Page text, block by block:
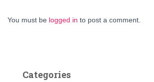
You must be logged in to post a comment.
Categories